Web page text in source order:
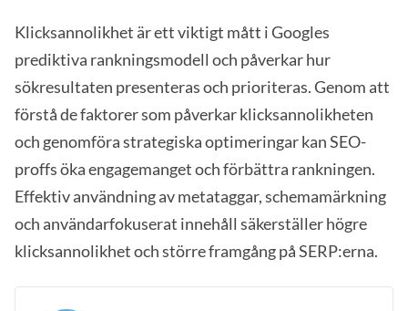
Klicksannolikhet är ett viktigt mått i Googles
prediktiva rankningsmodell och påverkar hur
sökresultaten presenteras och prioriteras. Genom att
förstå de faktorer som påverkar klicksannolikheten
och genomföra strategiska optimeringar kan SEO-
proffs öka engagemanget och förbättra rankningen.
Effektiv användning av metataggar, schemamärkning
och användarfokuserat innehåll säkerställer högre
klicksannolikhet och större framgång på SERP:erna.